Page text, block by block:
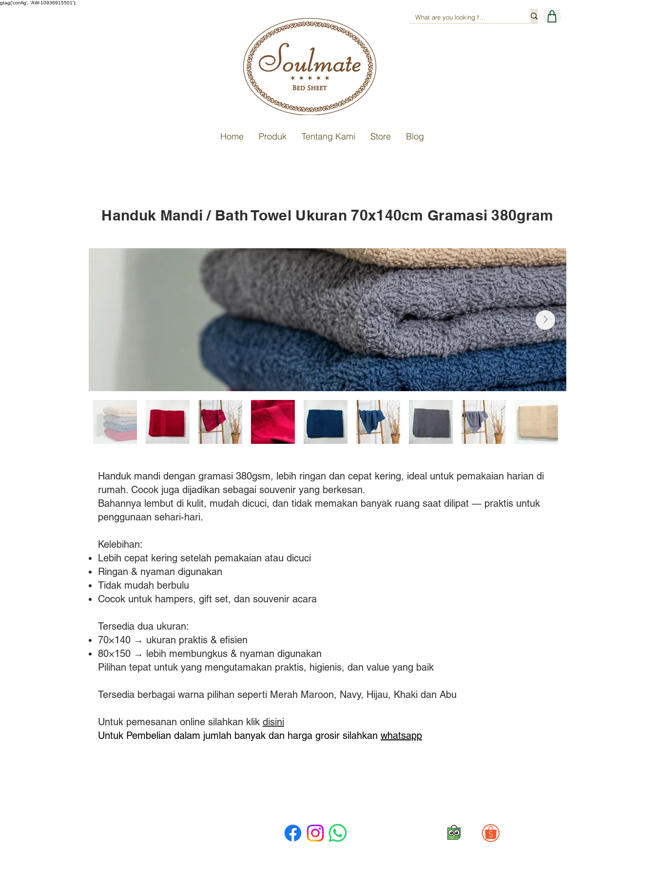
gtag('config', 'AW-10936915501');
Home Produk Tentang Kami Store Blog
Handuk Mandi / Bath Towel Ukuran 70x140cm Gramasi 380gram
Handuk mandi dengan gramasi 380gsm, lebih ringan dan cepat kering, ideal untuk pemakaian harian di
rumah. Cocok juga dijadikan sebagai souvenir yang berkesan.
Bahannya lembut di kulit, mudah dicuci, dan tidak memakan banyak ruang saat dilipat — praktis untuk
penggunaan sehari-hari.
Kelebihan:
Lebih cepat kering setelah pemakaian atau dicuci
Ringan & nyaman digunakan
Tidak mudah berbulu
Cocok untuk hampers, gift set, dan souvenir acara
Tersedia dua ukuran:
70×140 → ukuran praktis & efisien
80×150 → lebih membungkus & nyaman digunakan
Pilihan tepat untuk yang mengutamakan praktis, higienis, dan value yang baik
Tersedia berbagai warna pilihan seperti Merah Maroon, Navy, Hijau, Khaki dan Abu
Untuk pemesanan online silahkan klik disini
Untuk Pembelian dalam jumlah banyak dan harga grosir silahkan whatsapp